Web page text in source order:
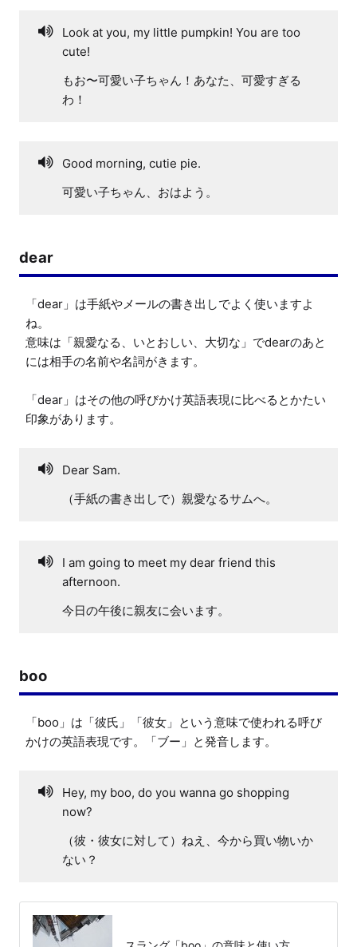
Look at you, my little pumpkin! You are too
cute!
もお〜可愛い子ちゃん！あなた、可愛すぎる
わ！
Good morning, cutie pie.
可愛い子ちゃん、おはよう。
dear
「dear」は手紙やメールの書き出しでよく使いますよ
ね。
意味は「親愛なる、いとおしい、大切な」でdearのあと
には相手の名前や名詞がきます。
「dear」はその他の呼びかけ英語表現に比べるとかたい
印象があります。
Dear Sam.
（手紙の書き出しで）親愛なるサムへ。
I am going to meet my dear friend this
afternoon.
今日の午後に親友に会います。
boo
「boo」は「彼氏」「彼女」という意味で使われる呼び
かけの英語表現です。「ブー」と発音します。
Hey, my boo, do you wanna go shopping
now?
（彼・彼女に対して）ねえ、今から買い物いか
ない？